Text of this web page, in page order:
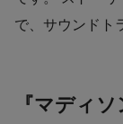
で、サウンドト
『マディ